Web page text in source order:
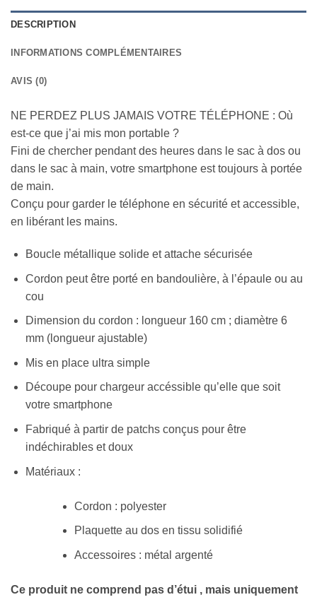
DESCRIPTION
INFORMATIONS COMPLÉMENTAIRES
AVIS (0)
NE PERDEZ PLUS JAMAIS VOTRE TÉLÉPHONE : Où
est-ce que j’ai mis mon portable ?
Fini de chercher pendant des heures dans le sac à dos ou
dans le sac à main, votre smartphone est toujours à portée
de main.
Conçu pour garder le téléphone en sécurité et accessible,
en libérant les mains.
Boucle métallique solide et attache sécurisée
Cordon peut être porté en bandoulière, à l’épaule ou au
cou
Dimension du cordon : longueur 160 cm ; diamètre 6
mm (longueur ajustable)
Mis en place ultra simple
Découpe pour chargeur accéssible qu’elle que soit
votre smartphone
Fabriqué à partir de patchs conçus pour être
indéchirables et doux
Matériaux :
Cordon : polyester
Plaquette au dos en tissu solidifié
Accessoires : métal argenté
Ce produit ne comprend pas d’étui , mais uniquement